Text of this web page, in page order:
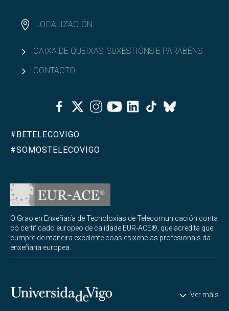
LOCALIZACIÓN
CAIXA DE QUEIXAS, SUXESTIÓNS E PARABÉNS
CONTACTO
FacebookTwitterInstagramYoutubeLinkedinTiktok
Bluesky
#BETELECOVIGO
#SOMOSTELECOVIGO
O Grao en Enxeñaría de Tecnoloxías de Telecomunicación conta
co certificado europeo de calidade EUR-ACE®, que acredita que
cumpre de maneira excelente coas esixencias profesionais da
enxeñaría europea.
Universidade de Vigo Ver máis